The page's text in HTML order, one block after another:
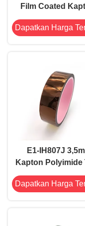
Film Coated
tape ketahanan
Silicone
Dapatkan Harga
E1-IH807J
Kapton Polyimide
tahan panas
ESD Silikon
Dapatkan Harga